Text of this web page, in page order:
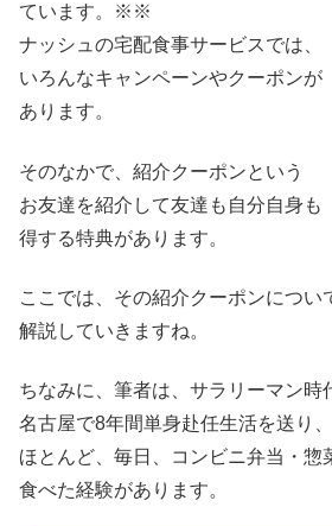
ています。※※
ナッシュの宅配食事サービスでは、
いろんなキャンペーンやクーポンが
あります。
そのなかで、紹介クーポンという
お友達を紹介して友達も自分自身も
得する特典があります。
ここでは、その紹介クーポンについ
解説していきますね。
ちなみに、筆者は、サラリーマン時
名古屋で8年間単身赴任生活を送り、
ほとんど、毎日、コンビニ弁当・惣
食べた経験があります。